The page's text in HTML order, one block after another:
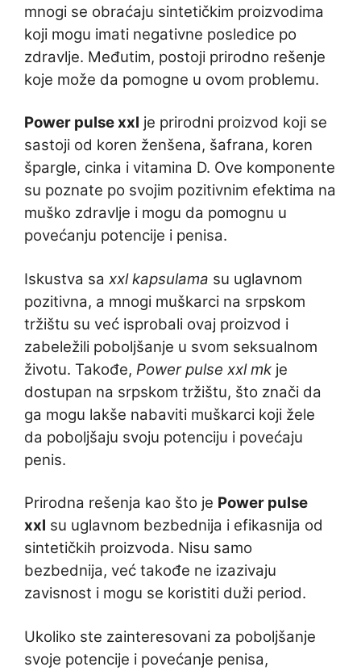
mnogi se obraćaju sintetičkim proizvodima
koji mogu imati negativne posledice po
zdravlje. Međutim, postoji prirodno rešenje
koje može da pomogne u ovom problemu.
Power pulse xxl je prirodni proizvod koji se
sastoji od koren ženšena, šafrana, koren
špargle, cinka i vitamina D. Ove komponente
su poznate po svojim pozitivnim efektima na
muško zdravlje i mogu da pomognu u
povećanju potencije i penisa.
Iskustva sa xxl kapsulama su uglavnom
pozitivna, a mnogi muškarci na srpskom
tržištu su već isprobali ovaj proizvod i
zabeležili poboljšanje u svom seksualnom
životu. Takođe, Power pulse xxl mk je
dostupan na srpskom tržištu, što znači da
ga mogu lakše nabaviti muškarci koji žele
da poboljšaju svoju potenciju i povećaju
penis.
Prirodna rešenja kao što je Power pulse
xxl su uglavnom bezbednija i efikasnija od
sintetičkih proizvoda. Nisu samo
bezbednija, već takođe ne izazivaju
zavisnost i mogu se koristiti duži period.
Ukoliko ste zainteresovani za poboljšanje
svoje potencije i povećanje penisa,